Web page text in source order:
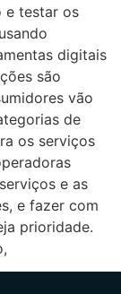
e testar os
digitais
são
vão
de
os serviços
e as
e fazer com
prioridade.